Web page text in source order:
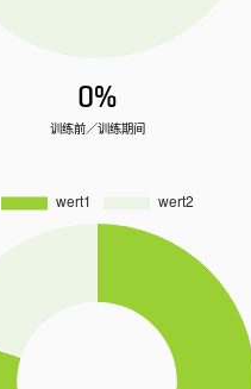
0%
训练前／训练期间